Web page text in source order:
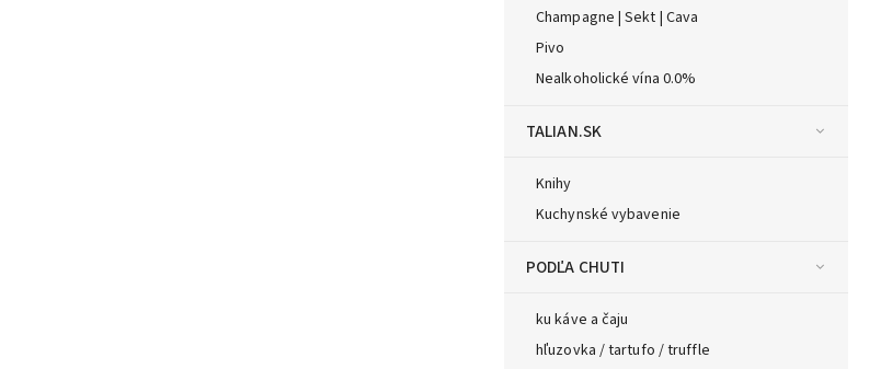
Champagne | Sekt | Cava
Pivo
Nealkoholické vína 0.0%
TALIAN.SK
Knihy
Kuchynské vybavenie
PODĽA CHUTI
ku káve a čaju
hľuzovka / tartufo / truffle